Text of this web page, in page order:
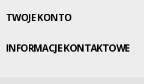
TWOJE KONTO
INFORMACJE KONTAKTOWE